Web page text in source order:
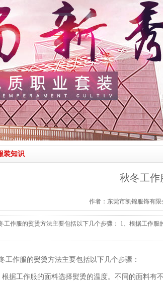
装知识
秋冬工作
作者：东莞市凯锦服饰有
工作服的熨烫方法主要包括以下几个步骤： 1、根据工作
工作服的熨烫方法主要包括以下几个步骤：
根据工作服的面料选择熨烫的温度。不同的面料有